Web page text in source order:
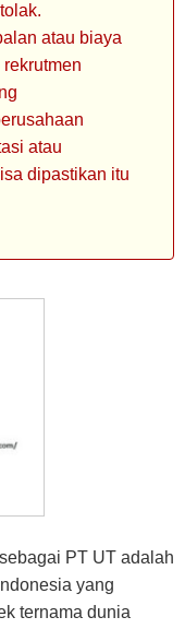
atau biaya
atau
dipastikan itu
PT UT adalah
yang
ternama dunia